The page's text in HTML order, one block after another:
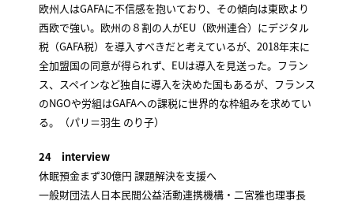
欧州人はGAFAに不信感を抱いており、その傾向は東欧より
西欧で強い。欧州の８割の人がEU（欧州連合）にデジタル
税（GAFA税）を導入すべきだと考えているが、2018年末に
全加盟国の同意が得られず、EUは導入を見送った。フラン
ス、スペインなど独自に導入を決めた国もあるが、フランス
のNGOや労組はGAFAへの課税に世界的な枠組みを求めてい
る。（パリ＝羽生 のり子）
24 interview
休眠預金まず30億円 課題解決を支援へ
一般財団法人日本民間公益活動連携機構・二宮雅也理事長